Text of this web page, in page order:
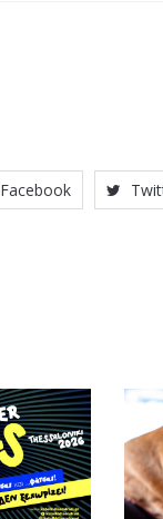
Facebook